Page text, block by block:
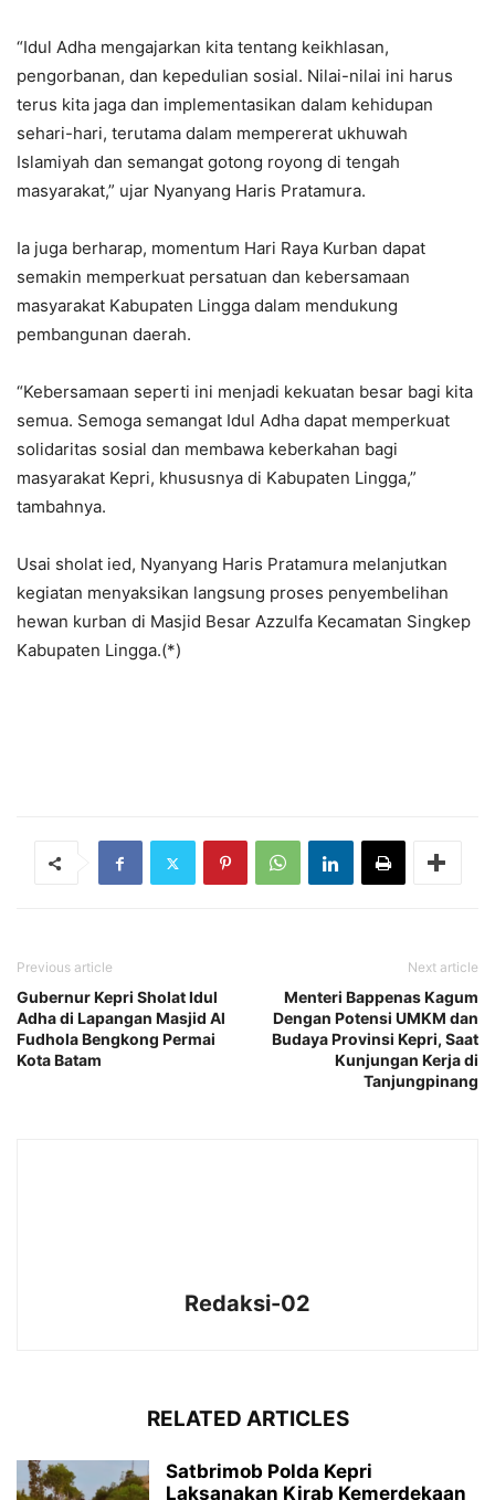
“Idul Adha mengajarkan kita tentang keikhlasan,
pengorbanan, dan kepedulian sosial. Nilai-nilai ini harus
terus kita jaga dan implementasikan dalam kehidupan
sehari-hari, terutama dalam mempererat ukhuwah
Islamiyah dan semangat gotong royong di tengah
masyarakat,” ujar Nyanyang Haris Pratamura.
Ia juga berharap, momentum Hari Raya Kurban dapat
semakin memperkuat persatuan dan kebersamaan
masyarakat Kabupaten Lingga dalam mendukung
pembangunan daerah.
“Kebersamaan seperti ini menjadi kekuatan besar bagi kita
semua. Semoga semangat Idul Adha dapat memperkuat
solidaritas sosial dan membawa keberkahan bagi
masyarakat Kepri, khususnya di Kabupaten Lingga,”
tambahnya.
Usai sholat ied, Nyanyang Haris Pratamura melanjutkan
kegiatan menyaksikan langsung proses penyembelihan
hewan kurban di Masjid Besar Azzulfa Kecamatan Singkep
Kabupaten Lingga.(*)
Previous article
Gubernur Kepri Sholat Idul
Adha di Lapangan Masjid Al
Fudhola Bengkong Permai
Kota Batam
Next article
Menteri Bappenas Kagum
Dengan Potensi UMKM dan
Budaya Provinsi Kepri, Saat
Kunjungan Kerja di
Tanjungpinang
Redaksi-02
RELATED ARTICLES
Satbrimob Polda Kepri
Laksanakan Kirab Kemerdekaan